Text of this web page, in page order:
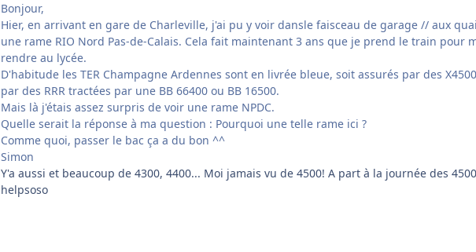
Bonjour,
Hier, en arrivant en gare de Charleville, j'ai pu y voir dansle faisceau de garage // aux
une rame RIO Nord Pas-de-Calais. Cela fait maintenant 3 ans que je prend le train pour
rendre au lycée.
D'habitude les TER Champagne Ardennes sont en livrée bleue, soit assurés par des
par des RRR tractées par une BB 66400 ou BB 16500.
Mais là j'étais assez surpris de voir une rame NPDC.
Quelle serait la réponse à ma question : Pourquoi une telle rame ici ?
Comme quoi, passer le bac ça a du bon ^^
Simon
Y'a aussi et beaucoup de 4300, 4400... Moi jamais vu de 4500! A part à la journée des
helpsoso